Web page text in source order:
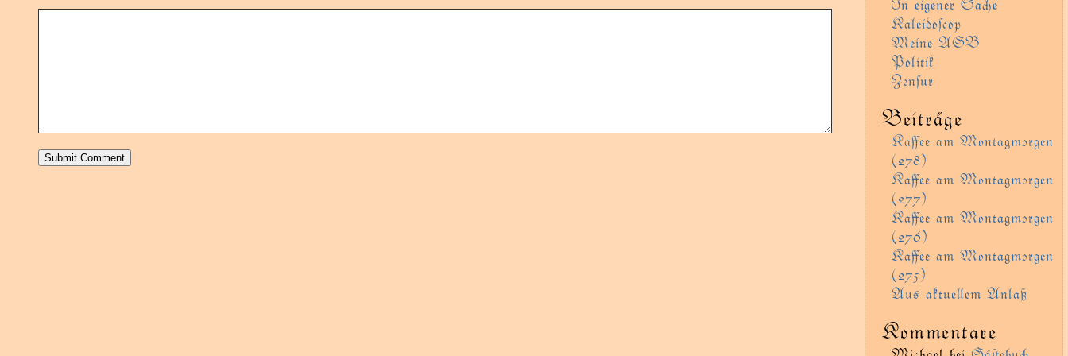
Kaleidoſcop
Meine AGB
Politik
Zenſur
Beiträge
Kaﬀee am Montagmorgen
(278)
Kaﬀee am Montagmorgen
(277)
Kaﬀee am Montagmorgen
(276)
Kaﬀee am Montagmorgen
(275)
Aus aktueem Anlaß
Kommentare